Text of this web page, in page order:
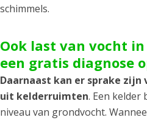
schimmels.
Ook last van vocht
een gratis diagnose
Daarnaast kan er sprake
uit kelderruimten. Een kelder
niveau van grondvocht.